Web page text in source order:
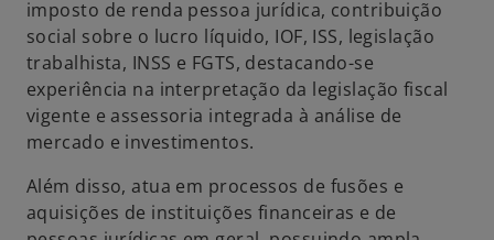
a
n
o
v
a
g
i
a
imposto de renda pessoa jurídica, contribuição
social sobre o lucro líquido, IOF, ISS, legislação
trabalhista, INSS e FGTS, destacando-se
experiência na interpretação da legislação fiscal
vigente e assessoria integrada à análise de
mercado e investimentos.
Além disso, atua em processos de fusões e
aquisições de instituições financeiras e de